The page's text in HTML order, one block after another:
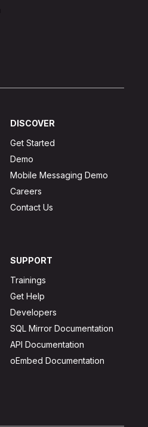
DISCOVER
Get Started
Demo
Mobile Messaging Demo
Careers
Contact Us
SUPPORT
Trainings
Get Help
Developers
SQL Mirror Documentation
API Documentation
oEmbed Documentation